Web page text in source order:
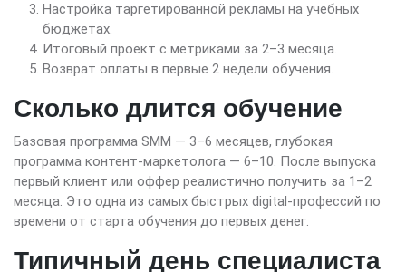
Настройка таргетированной рекламы на учебных
бюджетах.
Итоговый проект с метриками за 2–3 месяца.
Возврат оплаты в первые 2 недели обучения.
Сколько длится обучение
Базовая программа SMM — 3–6 месяцев, глубокая
программа контент-маркетолога — 6–10. После выпуска
первый клиент или оффер реалистично получить за 1–2
месяца. Это одна из самых быстрых digital-профессий по
времени от старта обучения до первых денег.
Типичный день специалиста